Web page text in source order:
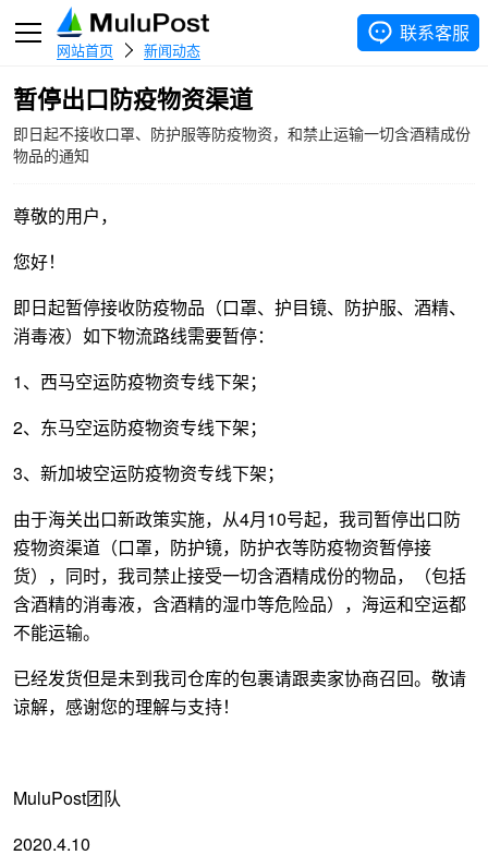
网站首页 新闻动态
联系客服
暂停出口防疫物资渠道
即日起不接收口罩、防护服等防疫物资，和禁止运输一切含酒精成份
物品的通知
尊敬的用户，
您好！
即日起暂停接收防疫物品（口罩、护目镜、防护服、酒精、
消毒液）如下物流路线需要暂停：
1、西马空运防疫物资专线下架；
2、东马空运防疫物资专线下架；
3、新加坡空运防疫物资专线下架；
由于海关出口新政策实施，从4月10号起，我司暂停出口防
疫物资渠道（口罩，防护镜，防护衣等防疫物资暂停接
货），同时，我司禁止接受一切含酒精成份的物品，（包括
含酒精的消毒液，含酒精的湿巾等危险品），海运和空运都
不能运输。
已经发货但是未到我司仓库的包裹请跟卖家协商召回。敬请
谅解，感谢您的理解与支持！
MuluPost团队
2020.4.10